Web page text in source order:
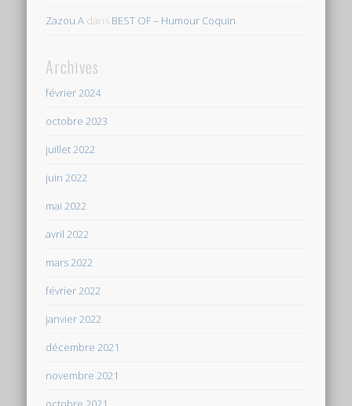
Zazou A dans BEST OF – Humour Coquin
Archives
février 2024
octobre 2023
juillet 2022
juin 2022
mai 2022
avril 2022
mars 2022
février 2022
janvier 2022
décembre 2021
novembre 2021